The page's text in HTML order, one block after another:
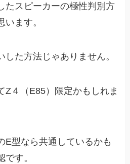
たスピーカーの極性判別方
ます。
した方法じゃありません。
Z４（E85）限定かもしれま
E型なら共通しているかも
です。